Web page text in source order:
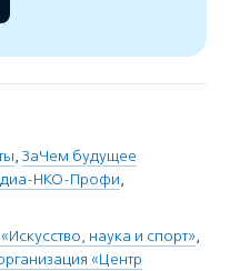
, ЗаЧем будущее
НКО-Профи,
наука и спорт»,
«Центр